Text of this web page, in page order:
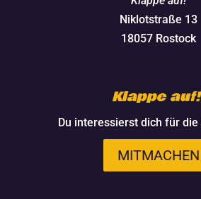
Niklotstraße 13
18057 Rostock
Klappe
Du interessierst dich für
MITMACHEN